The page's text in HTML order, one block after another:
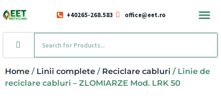
+40265-268.583 office@eet.ro
Home / Linii complete / Reciclare cabluri / Linie de
reciclare cabluri – ZLOMIARZE Mod. LRK 50